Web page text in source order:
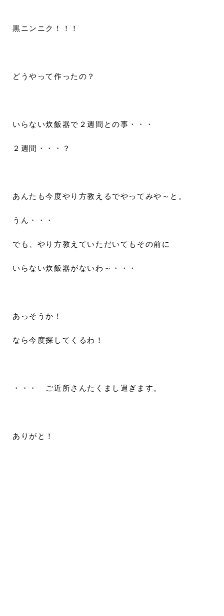
黒ニンニク！！！
どうやって作ったの？
いらない炊飯器で２週間との事・・・
２週間・・・？
あんたも今度やり方教えるでやってみや～と。
うん・・・
でも、やり方教えていただいてもその前に
いらない炊飯器がないわ～・・・
あっそうか！
なら今度探してくるわ！
・・・ ご近所さんたくまし過ぎます。
ありがと！